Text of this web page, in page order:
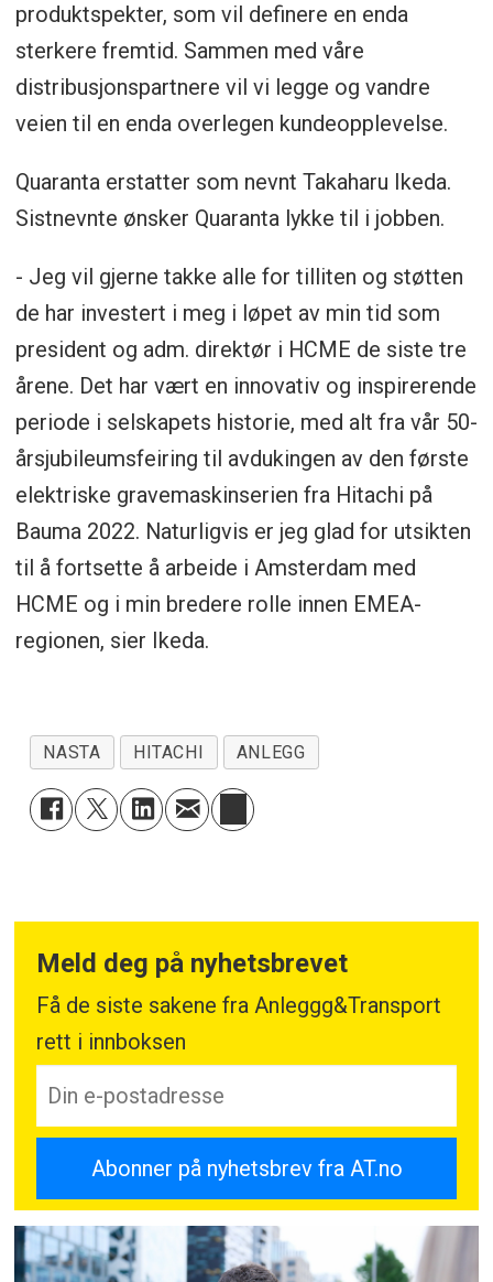
produktspekter, som vil definere en enda
sterkere fremtid. Sammen med våre
distribusjonspartnere vil vi legge og vandre
veien til en enda overlegen kundeopplevelse.
Quaranta erstatter som nevnt Takaharu Ikeda.
Sistnevnte ønsker Quaranta lykke til i jobben.
- Jeg vil gjerne takke alle for tilliten og støtten
de har investert i meg i løpet av min tid som
president og adm. direktør i HCME de siste tre
årene. Det har vært en innovativ og inspirerende
periode i selskapets historie, med alt fra vår 50-
årsjubileumsfeiring til avdukingen av den første
elektriske gravemaskinserien fra Hitachi på
Bauma 2022. Naturligvis er jeg glad for utsikten
til å fortsette å arbeide i Amsterdam med
HCME og i min bredere rolle innen EMEA-
regionen, sier Ikeda.
NASTA HITACHI ANLEGG
Meld deg på nyhetsbrevet
Få de siste sakene fra Anleggg&Transport
rett i innboksen